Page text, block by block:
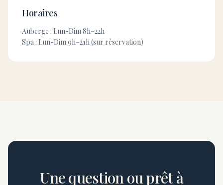
Horaires
Auberge : Lun-Dim 8h–22h
Spa : Lun-Dim 9h–21h (sur réservation)
Une question ou prêt à